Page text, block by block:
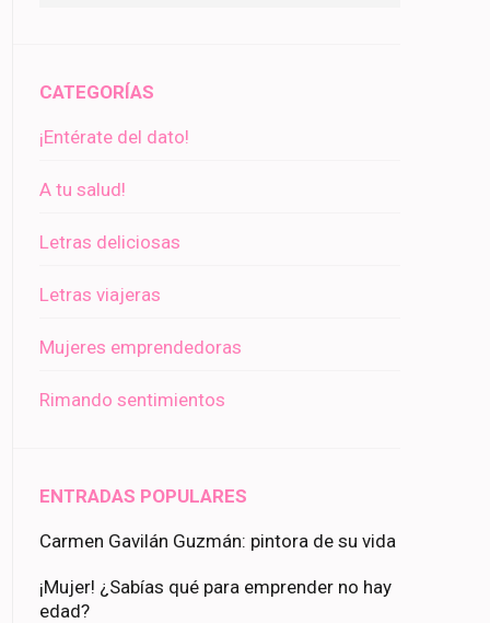
CATEGORÍAS
¡Entérate del dato!
A tu salud!
Letras deliciosas
Letras viajeras
Mujeres emprendedoras
Rimando sentimientos
ENTRADAS POPULARES
Carmen Gavilán Guzmán: pintora de su vida
¡Mujer! ¿Sabías qué para emprender no hay
edad?